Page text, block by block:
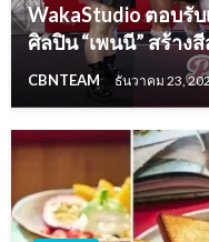
WakaStudio ตอบรั
ศิลปิน “เพนนี” สร้าง
CBNTEAM ธันวาคม 23,